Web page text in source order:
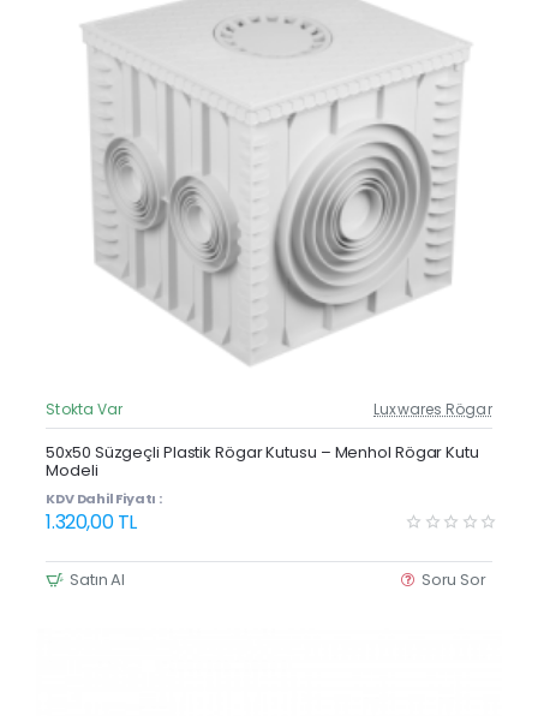
Güncel Fiyat
Yeni Ürün
Stokta Var Luxwares Rögar
50x50 Süzgeçli Plastik Rögar Kutusu – Menhol Rögar Kutu
Modeli
KDV Dahil Fiyatı :
1.320,00 TL
Satın Al Soru Sor